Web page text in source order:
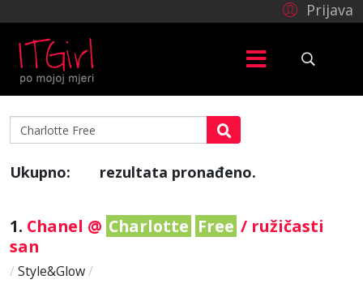
Prijava
Ukupno: rezultata pronađeno.
1. Chanel @ Charlotte Free / ružičasti
san
/ Style&Glow/